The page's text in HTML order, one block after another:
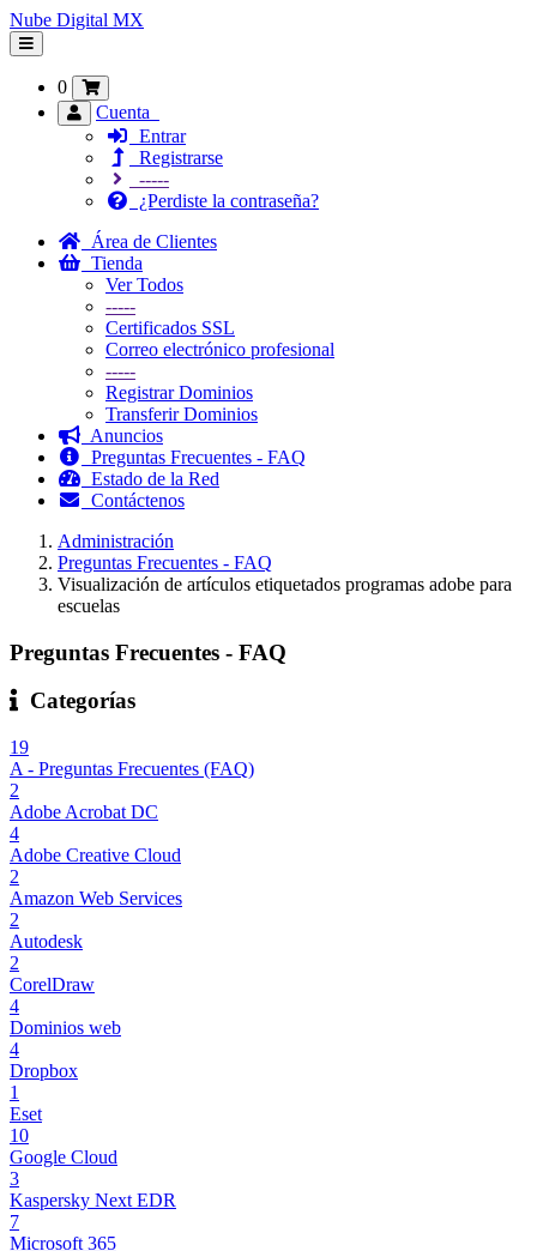
Nube Digital MX
Alternar
Navegación
0
Cuenta
Entrar
Registrarse
-----
¿Perdiste la contraseña?
Área de Clientes
Tienda
Ver Todos
-----
Certificados SSL
Correo electrónico profesional
-----
Registrar Dominios
Transferir Dominios
Anuncios
Preguntas Frecuentes - FAQ
Estado de la Red
Contáctenos
Administración
Preguntas Frecuentes - FAQ
Visualización de artículos etiquetados programas adobe para
escuelas
Preguntas Frecuentes - FAQ
Categorías
19
A - Preguntas Frecuentes (FAQ)
2
Adobe Acrobat DC
4
Adobe Creative Cloud
2
Amazon Web Services
2
Autodesk
2
CorelDraw
4
Dominios web
4
Dropbox
1
Eset
10
Google Cloud
3
Kaspersky Next EDR
7
Microsoft 365